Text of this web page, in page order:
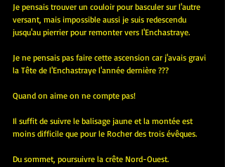
Je pensais trouver un couloir pour basculer sur l'autre
versant, mais impossible aussi je suis redescendu
jusqu'au pierrier pour remonter vers l'Enchastraye.
Je ne pensais pas faire cette ascension car j'avais gravi
la Tête de l'Enchastraye l'année dernière ???
Quand on aime on ne compte pas!
Il suffit de suivre le balisage jaune et la montée est
moins difficile que pour le Rocher des trois évêques.
Du sommet, poursuivre la crête Nord-Ouest.